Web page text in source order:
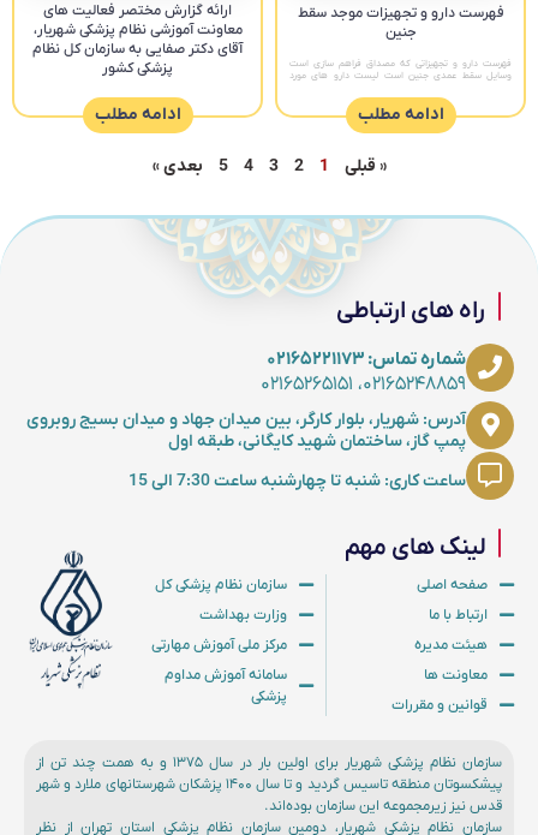
فهرست دارو و تجهیزات موجد سقط
جنین
ﻓﻬﺮﺳﺖ دارو و تجهیزاتی که ﻣﺼﺪﺍﻕ ﻓﺮﺍﻫﻢ ﺳﺎﺯی ﺍﺳﺖ
ﻭﺳﺎﯾﻞ ﺳﻘﻂ ﻋﻤﺪی ﺟﻨﯿﻦ است لیست دارو های مورد
ادامه مطلب
ارائه گزارش مختصر فعالیت های
معاونت آموزشی نظام پزشکی شهریار،
آقای دکتر صفایی به سازمان کل نظام
پزشکی کشور
ادامه مطلب
« قبلی 1
2
3
4
5 بعدی »
لینک های مهم
صفحه اصلی
ارتباط با ما
هیئت مدیره
معاونت ها
قوانین و مقررات
سازمان نظام پزشکی کل
وزارت بهداشت
مرکز ملی آموزش مهارتی
سامانه آموزش مداوم
پزشکی
راه های ارتباطی
شماره تماس: ۰۲۱۶۵۲۲۱۱۷۳
۰۲۱۶۵۲۴۸۸۵۹، ۰۲۱۶۵۲۶۵۱۵۱
آدرس: شهریار، بلوار کارگر، بین میدان جهاد و میدان بسیج روبروی
پمپ گاز، ساختمان شهید کایگانی، طبقه اول
ساعت کاری: شنبه تا چهارشنبه ساعت 7:30 الی 15
سازمان نظام پزشکی شهریار برای اولین بار در سال ۱۳۷۵ و به همت چند تن از
پیشکسوتان منطقه تاسیس گردید و تا سال ۱۴۰۰ پزشکان شهرستانهای ملارد و شهر
قدس نیز زیرمجموعه این سازمان بوده‌اند.
سازمان نظام پزشکی شهریار، دومین سازمان نظام پزشکی استان تهران از نظر